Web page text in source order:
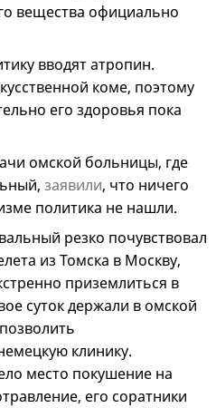
вещества официально
вводят атропин.
коме, поэтому
его здоровья пока
омской больницы, где
заявили, что ничего
политика не нашли.
резко почувствовал
из Томска в Москву,
приземлиться в
суток держали в омской
клинику.
место покушение на
его соратники